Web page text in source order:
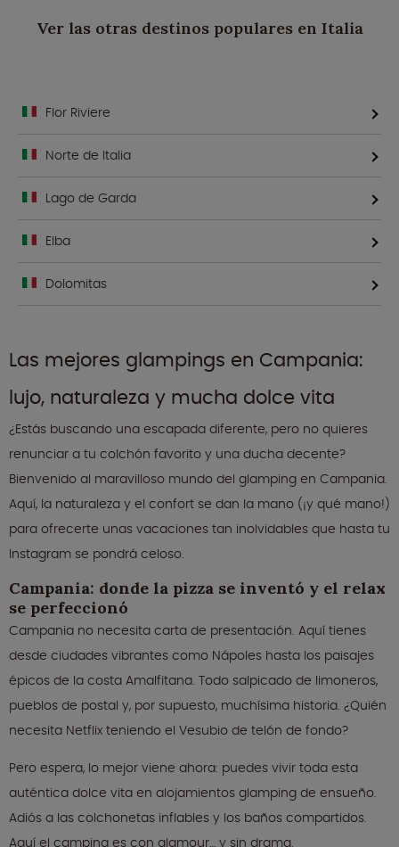
Ver las otras destinos populares en Italia
Flor Riviere
Norte de Italia
Lago de Garda
Elba
Dolomitas
Las mejores glampings en Campania:
lujo, naturaleza y mucha dolce vita
¿Estás buscando una escapada diferente, pero no quieres
renunciar a tu colchón favorito y una ducha decente?
Bienvenido al maravilloso mundo del glamping en Campania.
Aquí, la naturaleza y el confort se dan la mano (¡y qué mano!)
para ofrecerte unas vacaciones tan inolvidables que hasta tu
Instagram se pondrá celoso.
Campania: donde la pizza se inventó y el relax
se perfeccionó
Campania no necesita carta de presentación. Aquí tienes
desde ciudades vibrantes como Nápoles hasta los paisajes
épicos de la costa Amalfitana. Todo salpicado de limoneros,
pueblos de postal y, por supuesto, muchísima historia. ¿Quién
necesita Netflix teniendo el Vesubio de telón de fondo?
Pero espera, lo mejor viene ahora: puedes vivir toda esta
auténtica dolce vita en alojamientos glamping de ensueño.
Adiós a las colchonetas inflables y los baños compartidos.
Aquí el camping es con glamour… y sin drama.